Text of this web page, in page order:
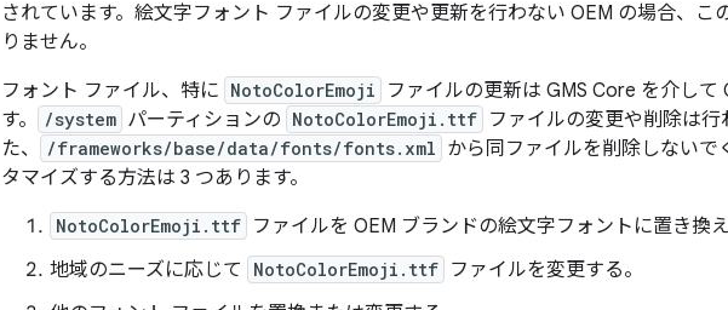
されています。絵文字フォント ファイルの変更や更新を行わない OEM の場合、こ
りません。
フォント ファイル、特に NotoColorEmoji
ファイルの更新は GMS Core を介して
す。
/system パーティションの NotoColorEmoji.ttf ファイルの変更や削除は
た、
/frameworks/base/data/fonts/fonts.xml から同ファイルを削除しないで
タマイズする方法は 3 つあります。
NotoColorEmoji.ttf ファイルを OEM ブランドの絵文字フォントに置き換え
地域のニーズに応じて
NotoColorEmoji.ttf ファイルを変更する。